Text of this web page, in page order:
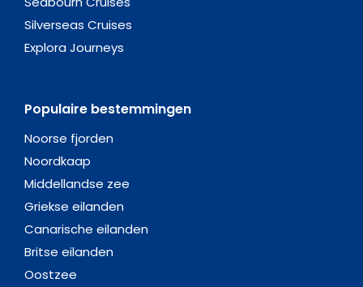
Silverseas Cruises
Explora Journeys
Populaire bestemmingen
Noorse fjorden
Noordkaap
Middellandse zee
Griekse eilanden
Canarische eilanden
Britse eilanden
Oostzee